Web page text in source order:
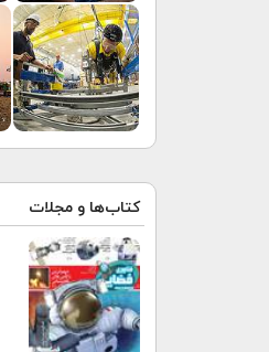
کتاب‌ها و مجلات